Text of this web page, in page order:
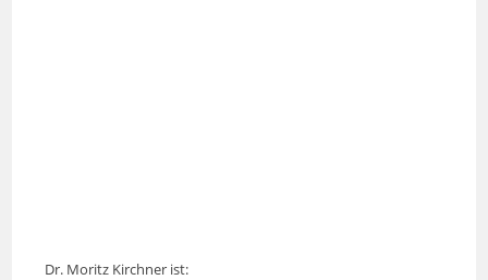
Dr. Moritz Kirchner ist: